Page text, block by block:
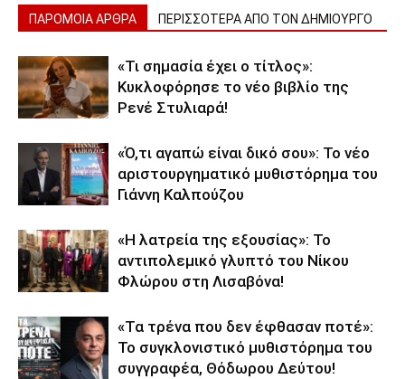
ΠΑΡΟΜΟΙΑ ΑΡΘΡΑ ΠΕΡΙΣΣΟΤΕΡΑ ΑΠΟ ΤΟΝ ΔΗΜΙΟΥΡΓΟ
«Τι σημασία έχει ο τίτλος»:
Κυκλοφόρησε το νέο βιβλίο της
Ρενέ Στυλιαρά!
«Ό,τι αγαπώ είναι δικό σου»: Το νέο
αριστουργηματικό μυθιστόρημα του
Γιάννη Καλπούζου
«Η λατρεία της εξουσίας»: Το
αντιπολεμικό γλυπτό του Νίκου
Φλώρου στη Λισαβόνα!
«Τα τρένα που δεν έφθασαν ποτέ»:
Το συγκλονιστικό μυθιστόρημα του
συγγραφέα, Θόδωρου Δεύτου!